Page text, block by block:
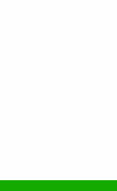
Conventions